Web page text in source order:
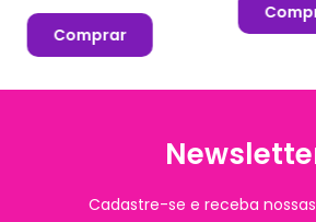
Comprar
Cadastre-se e receba